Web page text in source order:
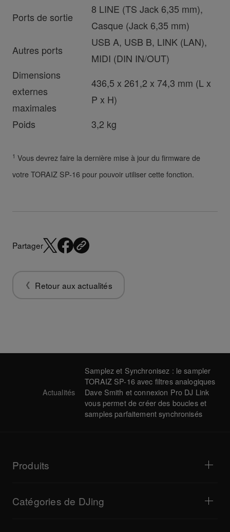
Ports de sortie
8 LINE (TS Jack 6,35 mm),
Casque (Jack 6,35 mm)
Autres ports
USB A, USB B, LINK (LAN),
MIDI (DIN IN/OUT)
Dimensions
externes
maximales
436,5 x 261,2 x 74,3 mm (L x
P x H)
Poids
3,2 kg
1 Vous devrez faire la dernière mise à jour du firmware de
votre TORAIZ SP-16 pour pouvoir utiliser cette fonction.
Partager
Retour aux actualités
Actualités
Samplez et Synchronisez : le sampler
TORAIZ SP-16 avec filtres analogiques
Dave Smith et connexion Pro DJ Link
vous permet de créer des boucles et
samples parfaitement synchronisés
Produits
Tables de mixage pour DJ
Systèmes Tout-en-Un pour DJ
Catégories de DJing